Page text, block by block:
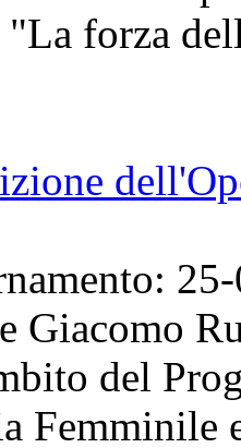
forza
Giacomo
del
Femminile